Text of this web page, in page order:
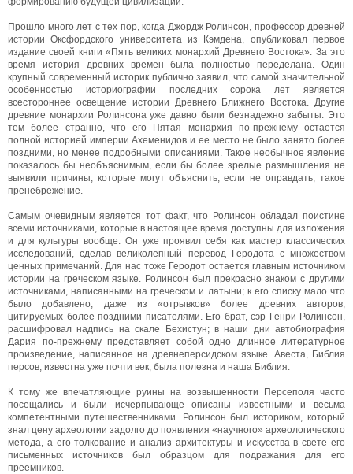
Прошло много лет с тех пор, когда Джордж Ролинсон, профессор древней
истории Оксфордского университета из Кэмдена, опубликовал первое
издание своей книги «Пять великих монархий Древнего Востока». За это
время история древних времен была полностью переделана. Один
крупный современный историк публично заявил, что самой значительной
особенностью историографии последних сорока лет является
всестороннее освещение истории Древнего Ближнего Востока. Другие
древние монархии Ролинсона уже давно были безнадежно забыты. Это
тем более странно, что его Пятая монархия по-прежнему остается
полной историей империи Ахеменидов и ее место не было занято более
поздними, но менее подробными описаниями. Такое необычное явление
показалось бы необъяснимым, если бы более зрелые размышления не
выявили причины, которые могут объяснить, если не оправдать, такое
пренебрежение.
Самым очевидным является тот факт, что Ролинсон обладал поистине
всеми источниками, которые в настоящее время доступны для изложения
и для культуры вообще. Он уже проявил себя как мастер классических
исследований, сделав великолепный перевод Геродота с множеством
ценных примечаний. Для нас тоже Геродот остается главным источником
истории на греческом языке. Ролинсон был прекрасно знаком с другими
источниками, написанными на греческом и латыни; к его списку мало что
было добавлено, даже из «отрывков» более древних авторов,
цитируемых более поздними писателями. Его брат, сэр Генри Ролинсон,
расшифровал надпись на скале Бехистун; в наши дни автобиография
Дария по-прежнему представляет собой одно длинное литературное
произведение, написанное на древнеперсидском языке. Авеста, Библия
персов, известна уже почти век; была полезна и наша Библия.
К тому же впечатляющие руины на возвышенности Персеполя часто
посещались и были исчерпывающе описаны известными и весьма
компетентными путешественниками. Ролинсон был историком, который
знал цену археологии задолго до появления «научного» археологического
метода, а его толкование и анализ архитектуры и искусства в свете его
письменных источников был образцом для подражания для его
преемников.